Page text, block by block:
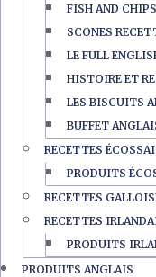
FISH AND
SCONES
LE FULL
HISTOIRE ET
LES BISCUITS
BUFFET
RECETTES
PRODUITS
RECETTES
RECETTES
PRODUITS
PRODUITS ANGLAIS